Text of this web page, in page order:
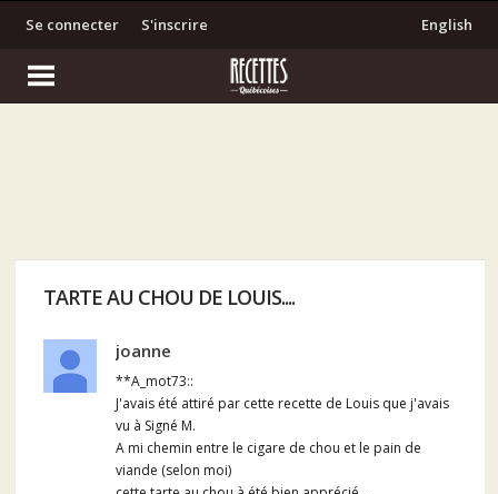
S'inscrire
Se connecter English
TARTE AU CHOU DE LOUIS....
joanne
**A_mot73::
J'avais été attiré par cette recette de Louis que j'avais
vu à Signé M.
A mi chemin entre le cigare de chou et le pain de
viande (selon moi)